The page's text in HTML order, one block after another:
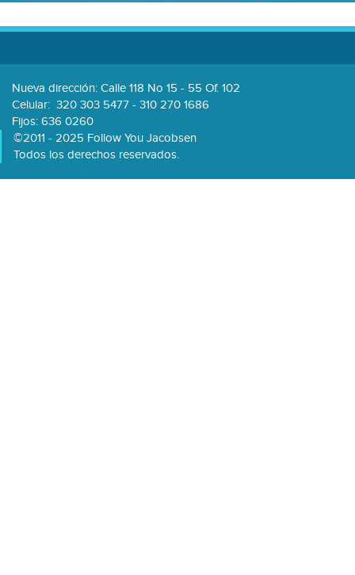
Nueva dirección: Calle 118 No 15 - 55 Of. 102
Celular: 320 303 5477 - 310 270 1686
Fijos: 636 0260
©2011 - 2025 Follow You Jacobsen
Todos los derechos reservados.